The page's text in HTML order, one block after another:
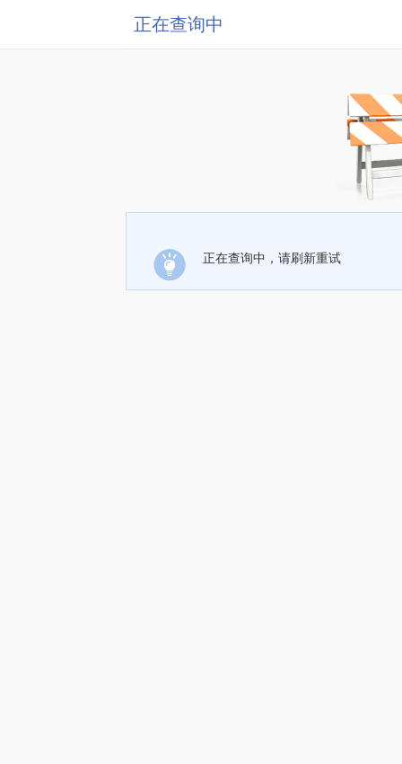
正在查询中
正在查询中，请刷新重试